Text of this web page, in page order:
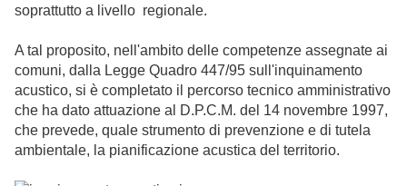
soprattutto a livello regionale.
A tal proposito, nell'ambito delle competenze assegnate ai
comuni, dalla Legge Quadro 447/95 sull'inquinamento
acustico, si è completato il percorso tecnico amministrativo
che ha dato attuazione al D.P.C.M. del 14 novembre 1997,
che prevede, quale strumento di prevenzione e di tutela
ambientale, la pianificazione acustica del territorio.